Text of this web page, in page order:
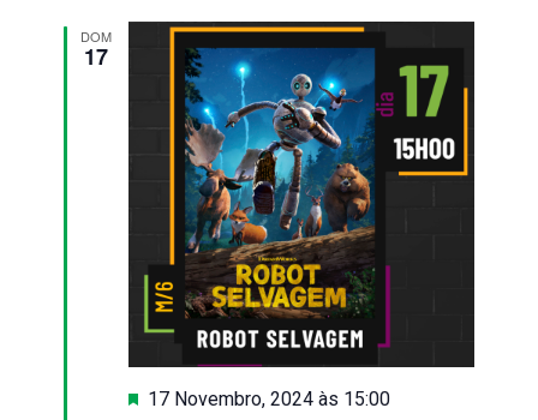
de
Eventos
data.
DOM
17
Destaque
17 Novembro, 2024 às 15:00